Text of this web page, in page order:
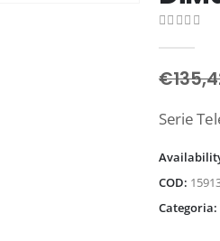
€
Serie
COD:
Categoria: